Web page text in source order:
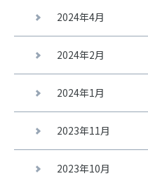
2024年4月
2024年2月
2024年1月
2023年11月
2023年10月